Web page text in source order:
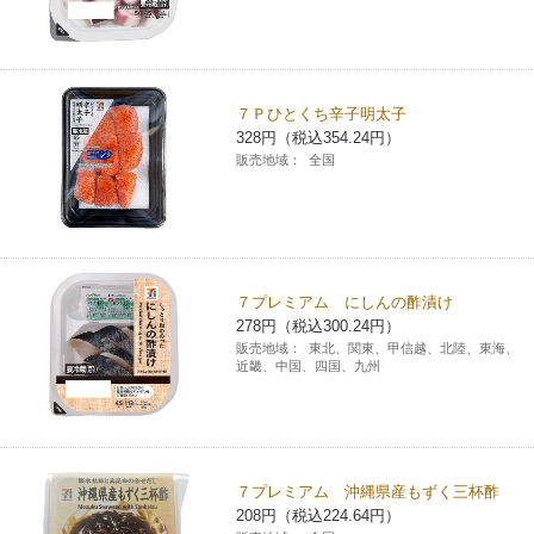
７Ｐひとくち辛子明太子
328円（税込354.24円）
販売地域： 全国
７プレミアム にしんの酢漬け
278円（税込300.24円）
販売地域：
東北、関東、甲信越、北陸、東海、
近畿、中国、四国、九州
７プレミアム 沖縄県産もずく三杯酢
208円（税込224.64円）